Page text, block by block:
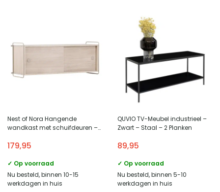
Nest of Nora Hangende
wandkast met schuifdeuren –
179,95
✓ Op voorraad
Nu besteld, binnen 10-15
werkdagen in huis
QUVIO TV-Meubel industrieel –
Zwart – Staal – 2 Planken
89,95
✓ Op voorraad
Nu besteld, binnen 5-10
werkdagen in huis